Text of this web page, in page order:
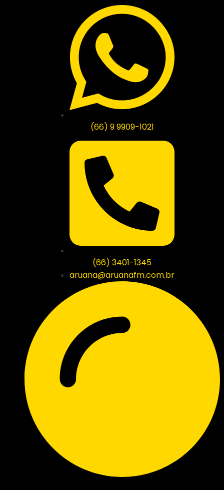
(66) 9 9909-1021
(66) 3401-1345
aruana@aruanafm.com.br